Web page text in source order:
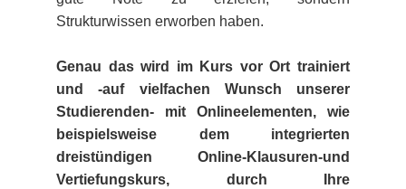
Strukturwissen erworben haben.
Genau das wird im Kurs vor Ort trainiert
und -auf vielfachen Wunsch unserer
Studierenden- mit Onlineelementen, wie
beispielsweise dem integrierten
dreistündigen Online-Klausuren-und
Vertiefungskurs, durch Ihre
Passau
Regensburg
Rostock